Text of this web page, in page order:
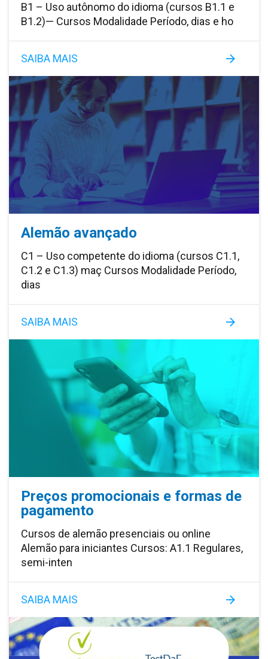
B1 – Uso autônomo do idioma (cursos B1.1 e
B1.2)— Cursos Modalidade Período, dias e ho
SAIBA MAIS
Alemão avançado
C1 – Uso competente do idioma (cursos C1.1,
C1.2 e C1.3) maç Cursos Modalidade Período,
dias
SAIBA MAIS
Preços promocionais e formas de
pagamento
Cursos de alemão presenciais ou online
Alemão para iniciantes Cursos: A1.1 Regulares,
semi-inten
SAIBA MAIS